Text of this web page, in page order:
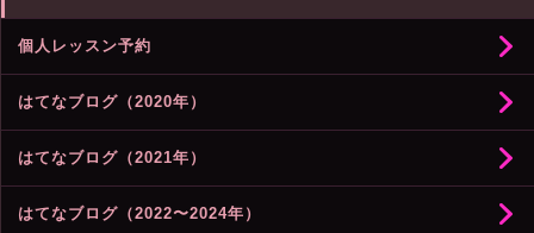
個人レッスン予約
はてなブログ（2020年）
はてなブログ（2021年）
はてなブログ（2022〜2024年）